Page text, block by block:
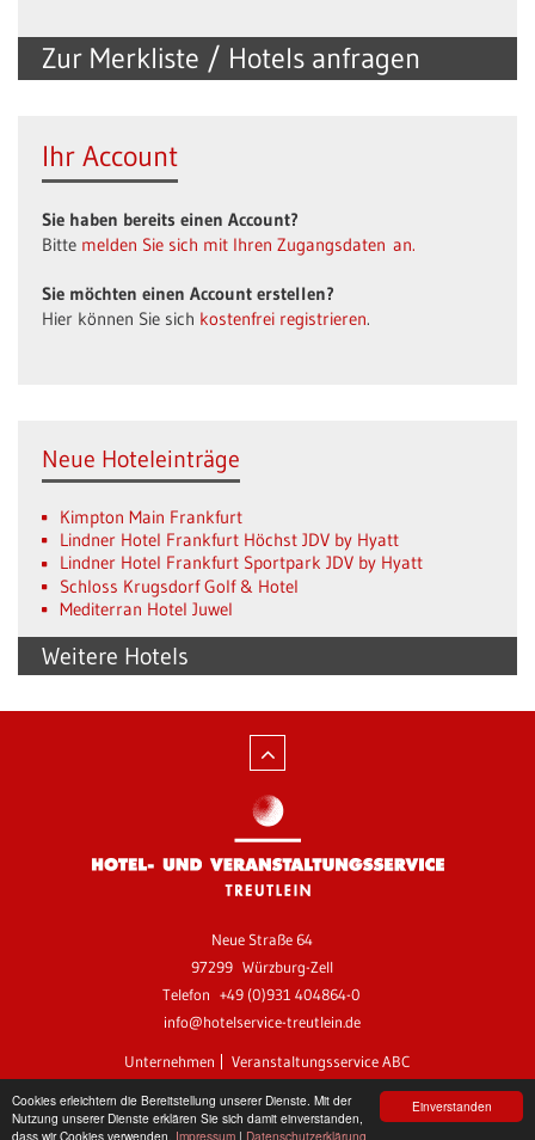
Einverstanden
Cookies erleichtern die Bereitstellung unserer Dienste. Mit der
Nutzung unserer Dienste erklären Sie sich damit einverstanden,
dass wir Cookies verwenden. Impressum | Datenschutzerklärung
Zur Merkliste / Hotels anfragen
Ihr Account
Sie haben bereits einen Account?
Bitte melden Sie sich mit Ihren Zugangsdaten an.
Sie möchten einen Account erstellen?
Hier können Sie sich kostenfrei registrieren.
Weitere Hotels
Neue Hoteleinträge
Kimpton Main Frankfurt
Lindner Hotel Frankfurt Höchst JDV by Hyatt
Lindner Hotel Frankfurt Sportpark JDV by Hyatt
Schloss Krugsdorf Golf & Hotel
Mediterran Hotel Juwel
Neue Straße 64
97299 Würzburg-Zell
Telefon +49 (0)931 404864-0
info@hotelservice-treutlein.de
Unternehmen
Veranstaltungsservice ABC
Kontakt